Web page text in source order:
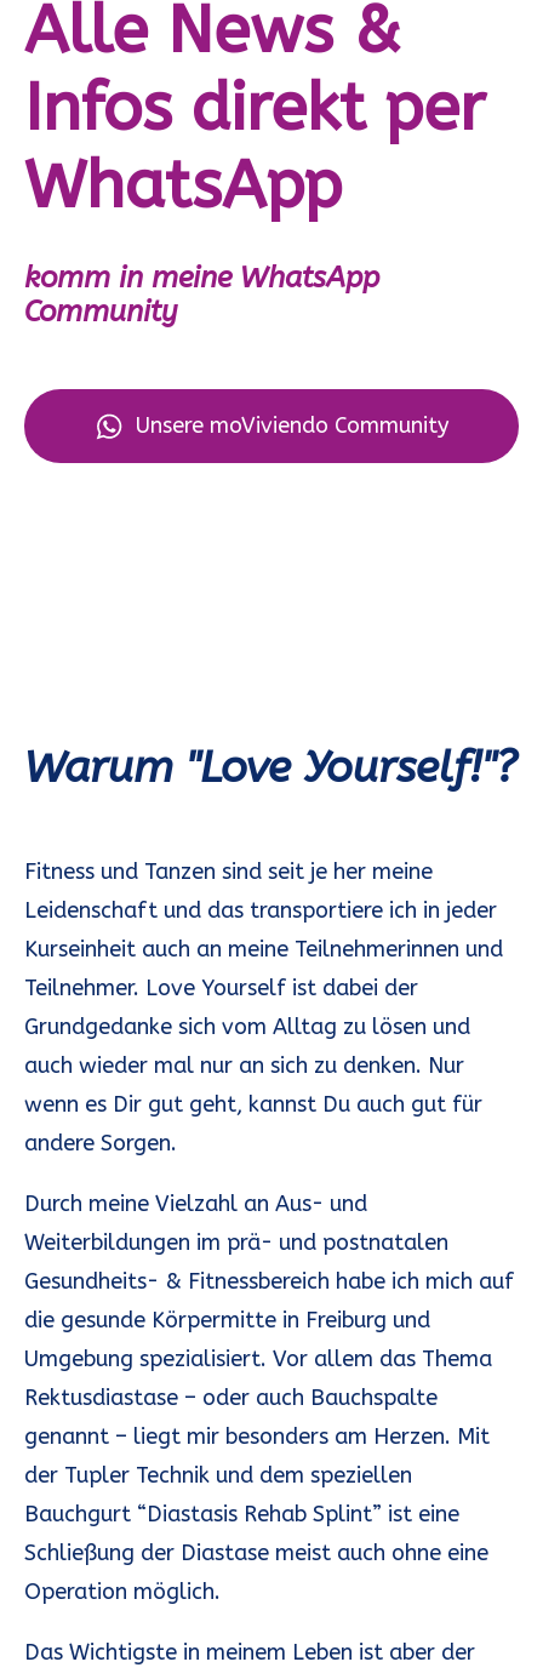
Alle News &
Infos direkt per
WhatsApp
komm in meine WhatsApp
Community
Unsere moViviendo Community
Warum "Love Yourself!"?
Fitness und Tanzen sind seit je her meine
Leidenschaft und das transportiere ich in jeder
Kurseinheit auch an meine Teilnehmerinnen und
Teilnehmer. Love Yourself ist dabei der
Grundgedanke sich vom Alltag zu lösen und
auch wieder mal nur an sich zu denken. Nur
wenn es Dir gut geht, kannst Du auch gut für
andere Sorgen.
Durch meine Vielzahl an Aus- und
Weiterbildungen im prä- und postnatalen
Gesundheits- & Fitnessbereich habe ich mich auf
die gesunde Körpermitte in Freiburg und
Umgebung spezialisiert. Vor allem das Thema
Rektusdiastase – oder auch Bauchspalte
genannt – liegt mir besonders am Herzen. Mit
der Tupler Technik und dem speziellen
Bauchgurt “Diastasis Rehab Splint” ist eine
Schließung der Diastase meist auch ohne eine
Operation möglich.
Das Wichtigste in meinem Leben ist aber der